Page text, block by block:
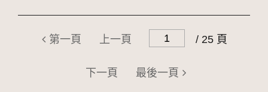
第一頁 上一頁 / 25 頁
下一頁 最後一頁